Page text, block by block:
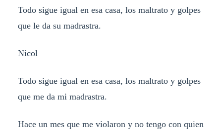
Todo sigue igual en esa casa, los maltrato y golpes
que le da su madrastra.
Nicol
Todo sigue igual en esa casa, los maltrato y golpes
que me da mi madrastra.
Hace un mes que me violaron y no tengo con quien